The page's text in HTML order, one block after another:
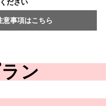
ださい
意事項はこちら
ン